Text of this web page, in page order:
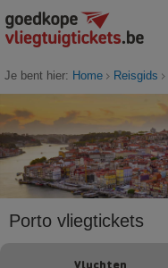
Je bent hier: Home Reisgids
Porto vliegtickets